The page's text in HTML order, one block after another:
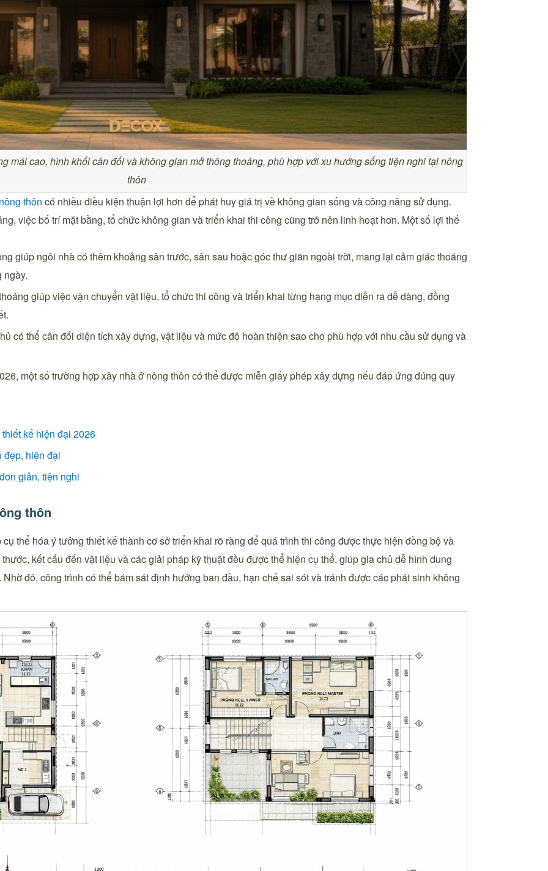
mái cao, hình khối cân đối và không gian mở thông thoáng, phù hợp với xu hướng sống tiện nghi tại nông
thôn
thôn có nhiều điều kiện thuận lợi hơn để phát huy giá trị về không gian sống và công năng sử dụng.
việc bố trí mặt bằng, tổ chức không gian và triển khai thi công cũng trở nên linh hoạt hơn. Một số lợi thế
giúp ngôi nhà có thêm khoảng sân trước, sân sau hoặc góc thư giãn ngoài trời, mang lại cảm giác thoáng
ngày.
giúp việc vận chuyển vật liệu, tổ chức thi công và triển khai từng hạng mục diễn ra dễ dàng, đồng
có thể cân đối diện tích xây dựng, vật liệu và mức độ hoàn thiện sao cho phù hợp với nhu cầu sử dụng và
một số trường hợp xây nhà ở nông thôn có thể được miễn giấy phép xây dựng nếu đáp ứng đúng quy
kế hiện đại 2026
đẹp, hiện đại
giản, tiện nghi
thôn
thể hóa ý tưởng thiết kế thành cơ sở triển khai rõ ràng để quá trình thi công được thực hiện đồng bộ và
kết cấu đến vật liệu và các giải pháp kỹ thuật đều được thể hiện cụ thể, giúp gia chủ dễ hình dung
đó, công trình có thể bám sát định hướng ban đầu, hạn chế sai sót và tránh được các phát sinh không